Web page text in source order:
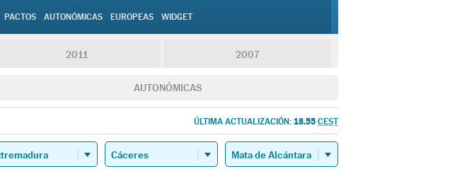
PACTOS AUTONÓMICAS EUROPEAS WIDGET
2011 2007
AUTONÓMICAS
ÚLTIMA ACTUALIZACIÓN: 18.55 CEST